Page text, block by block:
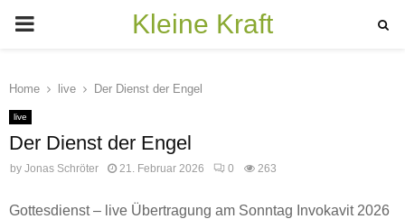
PRIMARY
Kleine Kraft
Home live Der Dienst der Engel
live
Der Dienst der Engel
by Jonas Schröter 21. Februar 2026 0 263
Gottesdienst – live Übertragung am Sonntag Invokavit 2026